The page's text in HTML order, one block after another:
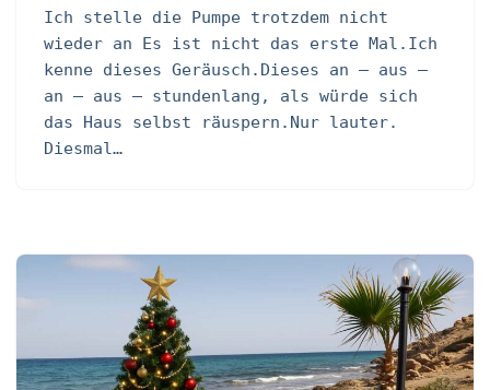
Ich stelle die Pumpe trotzdem nicht
wieder an Es ist nicht das erste Mal.Ich
kenne dieses Geräusch.Dieses an – aus –
an – aus – stundenlang, als würde sich
das Haus selbst räuspern.Nur lauter.
Diesmal…